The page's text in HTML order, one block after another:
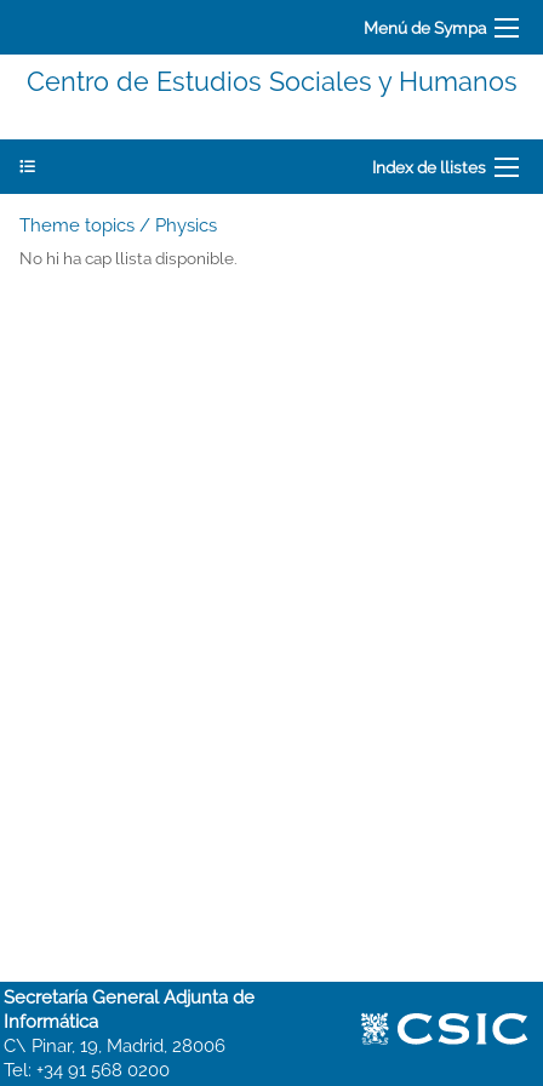
Menú de Sympa
Centro de Estudios Sociales y Humanos
Index de llistes
Theme topics / Physics
No hi ha cap llista disponible.
Secretaría General Adjunta de
Informática
C\ Pinar, 19, Madrid, 28006
Tel: +34 91 568 0200